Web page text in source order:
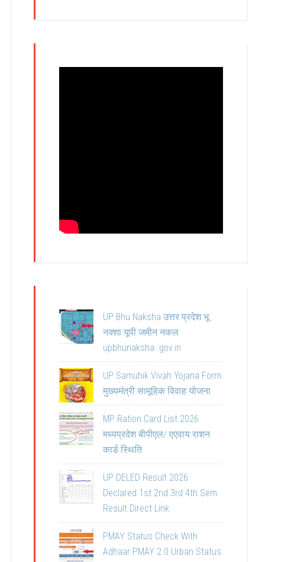
UP Bhu Naksha उत्तर प्रदेश भू
नक्शा यूपी जमीन नकल
upbhunaksha .gov.in
UP Samuhik Vivah Yojana Form
मुख्यमंत्री सामूहिक विवाह योजना
MP Ration Card List 2026
मध्यप्रदेश बीपीएल/ एएवाय राशन
कार्ड स्थिति
UP DELED Result 2026
Declared 1st 2nd 3rd 4th Sem
Result Direct Link
PMAY Status Check With
Adhaar PMAY 2.0 Urban Status